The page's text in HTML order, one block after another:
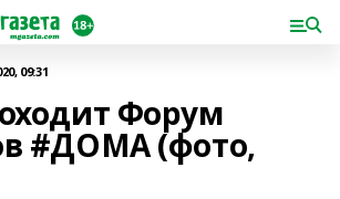
09:31
Форум
#ДОМА (фото,